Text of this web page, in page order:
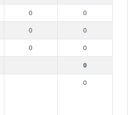
0 0
0 0
0 0
0
0